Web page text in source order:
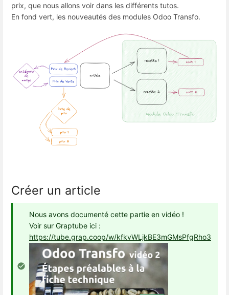
prix, que nous allons voir dans les différents tutos.
En fond vert, les nouveautés des modules Odoo Transfo.
Créer un article
Nous avons documenté cette partie en vidéo !
Voir sur Graptube ici :
https://tube.grap.coop/w/kfkvWLjkBE3mGMsPfgRho3